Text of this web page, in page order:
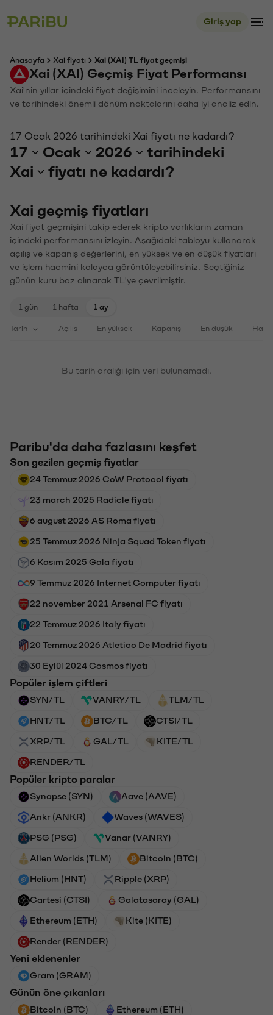
Giriş yap
Anasayfa Xai fiyatı Xai (XAI) TL fiyat geçmişi
Xai (XAI) Geçmiş Fiyat Performansı
Xai'nin yıllar içindeki fiyat değişimini inceleyin. Performansını
ve tarihindeki önemli dönüm noktalarını daha iyi analiz edin.
17 Ocak 2026 tarihindeki Xai fiyatı ne kadardı?
17 Ocak 2026
tarihindeki
Xai
fiyatı ne kadardı?
Xai geçmiş fiyatları
Xai fiyat geçmişini takip ederek kripto varlıkların zaman
içindeki performansını izleyin. Aşağıdaki tabloyu kullanarak
açılış ve kapanış değerlerini, en yüksek ve en düşük fiyatları
ve işlem hacmini kolayca görüntüleyebilirsiniz. Seçtiğiniz
günün kuru baz alınarak TL'ye çevrilmiştir.
1 gün 1 hafta 1 ay
Tarih Açılış En yüksek Kapanış En düşük
Bu tarih aralığı için veri bulunamadı.
Paribu'da daha fazlasını keşfet
Son gezilen geçmiş fiyatlar
24 Temmuz 2026 CoW Protocol fiyatı
23 march 2025 Radicle fiyatı
6 august 2026 AS Roma fiyatı
25 Temmuz 2026 Ninja Squad Token fiyatı
6 Kasım 2025 Gala fiyatı
9 Temmuz 2026 Internet Computer fiyatı
22 november 2021 Arsenal FC fiyatı
22 Temmuz 2026 Italy fiyatı
20 Temmuz 2026 Atletico De Madrid fiyatı
30 Eylül 2024 Cosmos fiyatı
Popüler işlem çiftleri
SYN/TL VANRY/TL TLM/TL
HNT/TL BTC/TL CTSI/TL
XRP/TL GAL/TL KITE/TL
RENDER/TL
Popüler kripto paralar
Synapse (SYN) Aave (AAVE)
Ankr (ANKR) Waves (WAVES)
PSG (PSG) Vanar (VANRY)
Alien Worlds (TLM) Bitcoin (BTC)
Helium (HNT) Ripple (XRP)
Cartesi (CTSI) Galatasaray (GAL)
Ethereum (ETH) Kite (KITE)
Render (RENDER)
Yeni eklenenler
Gram (GRAM)
Günün öne çıkanları
Bitcoin (BTC) Ethereum (ETH)